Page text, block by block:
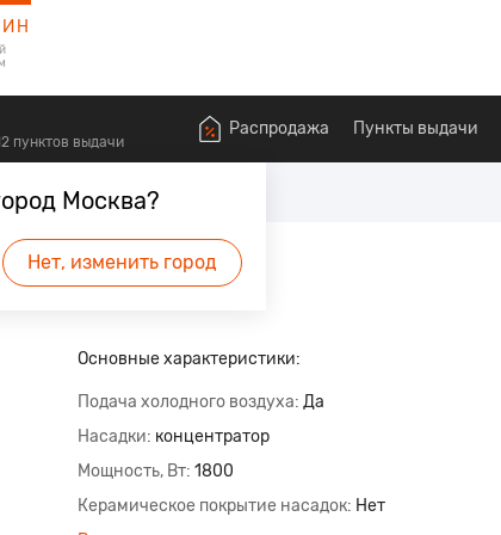
Москва?
Нет, изменить город
пунктов выдачи
Распродажа Пункты выдачи
Фены
Dryer
Основные характеристики:
Подача холодного воздуха Да
Насадки концентратор
Мощность, Вт 1800
Керамическое покрытие насадок Нет